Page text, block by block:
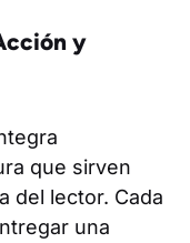
y
que sirven
del lector. Cada
una